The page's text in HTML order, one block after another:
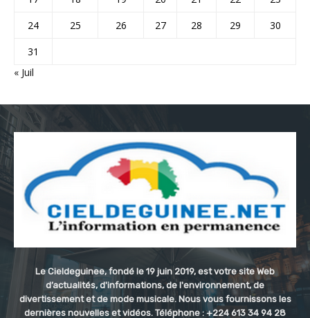
24
25 26 27 28 29
30
31
« Juil
Le Cieldeguinee, fondé le 19 juin 2019, est votre site Web
d’actualités, d'informations, de l'environnement, de
divertissement et de mode musicale. Nous vous fournissons les
dernières nouvelles et vidéos. Téléphone : +224 613 34 94 28